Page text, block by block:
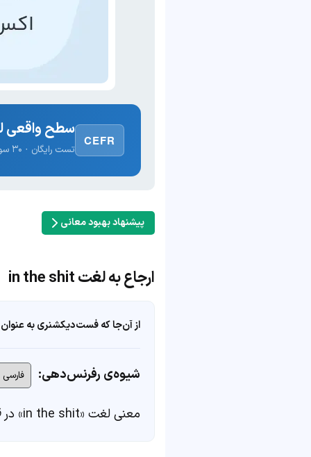
CEFR
سطح واقعی
تست رایگان · ۳۰ سوال · نتیجه فوری
پیشنهاد بهبود معانی
ارجاع به لغت in the shit
از آن‌جا که فست‌دیکشنری به
شیوه‌ی رفرنس‌دهی:
معنی لغت «in the shit» در